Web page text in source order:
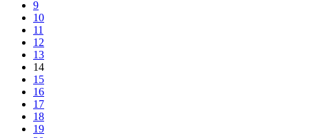
9
10
11
12
13
14
15
16
17
18
19